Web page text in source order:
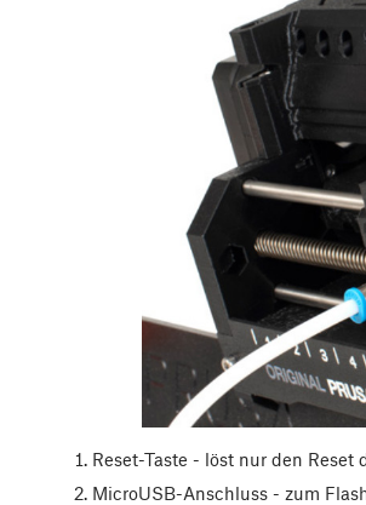
Reset-Taste - löst nur den Reset
MicroUSB-Anschluss - zum